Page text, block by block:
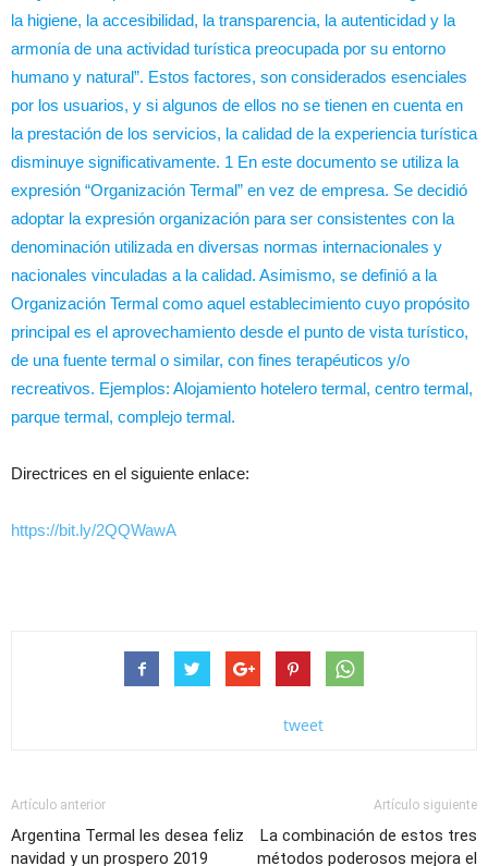
la higiene, la accesibilidad, la transparencia, la autenticidad y la
armonía de una actividad turística preocupada por su entorno
humano y natural”. Estos factores, son considerados esenciales
por los usuarios, y si algunos de ellos no se tienen en cuenta en
la prestación de los servicios, la calidad de la experiencia turística
disminuye significativamente. 1 En este documento se utiliza la
expresión “Organización Termal” en vez de empresa. Se decidió
adoptar la expresión organización para ser consistentes con la
denominación utilizada en diversas normas internacionales y
nacionales vinculadas a la calidad. Asimismo, se definió a la
Organización Termal como aquel establecimiento cuyo propósito
principal es el aprovechamiento desde el punto de vista turístico,
de una fuente termal o similar, con fines terapéuticos y/o
recreativos. Ejemplos: Alojamiento hotelero termal, centro termal,
parque termal, complejo termal.
Directrices en el siguiente enlace:
https://bit.ly/2QQWawA
tweet
Artículo anterior
Argentina Termal les desea feliz
navidad y un prospero 2019
Artículo siguiente
La combinación de estos tres
métodos poderosos mejora el